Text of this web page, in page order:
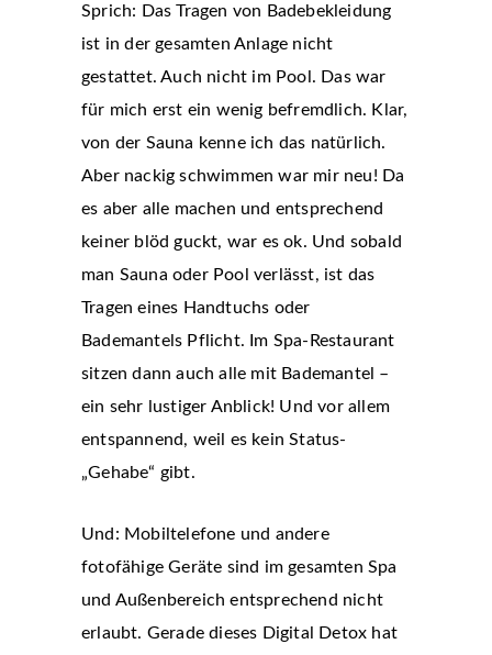
Sprich: Das Tragen von Badebekleidung
ist in der gesamten Anlage nicht
gestattet. Auch nicht im Pool. Das war
für mich erst ein wenig befremdlich. Klar,
von der Sauna kenne ich das natürlich.
Aber nackig schwimmen war mir neu! Da
es aber alle machen und entsprechend
keiner blöd guckt, war es ok. Und sobald
man Sauna oder Pool verlässt, ist das
Tragen eines Handtuchs oder
Bademantels Pflicht. Im Spa-Restaurant
sitzen dann auch alle mit Bademantel –
ein sehr lustiger Anblick! Und vor allem
entspannend, weil es kein Status-
„Gehabe“ gibt.
Und: Mobiltelefone und andere
fotofähige Geräte sind im gesamten Spa
und Außenbereich entsprechend nicht
erlaubt. Gerade dieses Digital Detox hat